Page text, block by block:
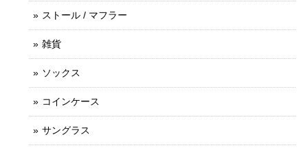
ストール / マフラー
雑貨
ソックス
コインケース
サングラス